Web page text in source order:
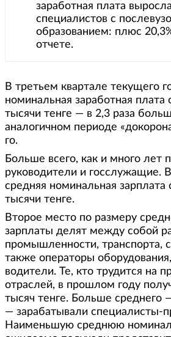
заработная плата
специалистов с
образованием: плюс
отчете.
В третьем квартале текущего
номинальная заработная плата
тысячи тенге — в 2,3 раза
аналогичном периоде
го.
Больше всего, как и много лет
руководители и госслужащие.
средняя номинальная зарплата
тысячи тенге.
Второе место по размеру
зарплаты делят между собой
промышленности, транспорта,
также операторы
водители. Те, кто трудится на
отраслей, в прошлом году
тысяч тенге. Больше среднего
— зарабатывали специалисты-
Наименьшую среднюю